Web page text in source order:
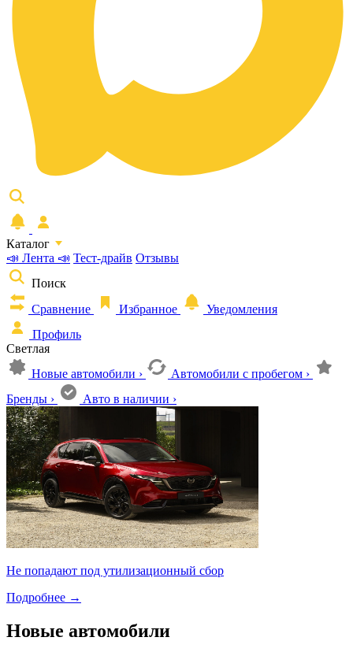
Каталог
📣 Лента 📣 Тест-драйв Отзывы
Поиск
Сравнение
Избранное
Уведомления
Профиль
Светлая
Новые автомобили › Автомобили с пробегом ›
Бренды › Авто в наличии ›
Не попадают под утилизационный сбор
Подробнее →
Новые автомобили